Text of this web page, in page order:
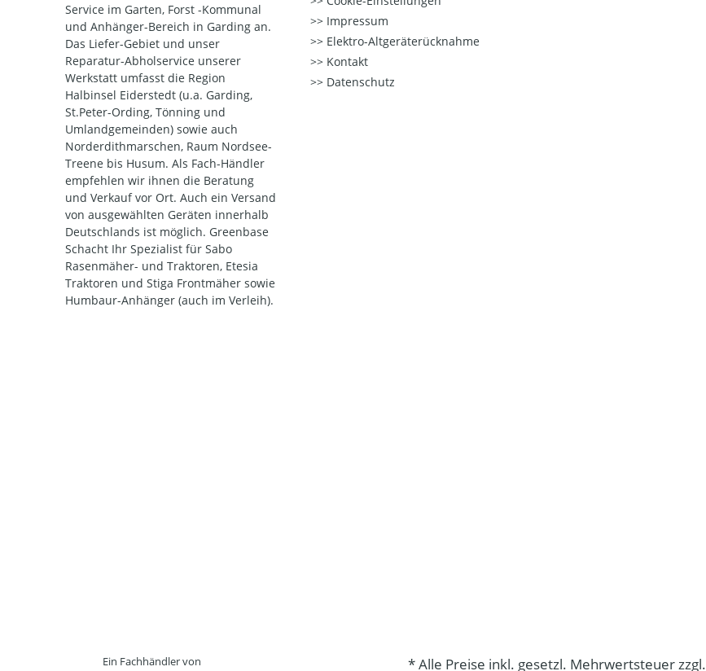
Service im Garten, Forst -Kommunal
und Anhänger-Bereich in Garding an.
Das Liefer-Gebiet und unser
Reparatur-Abholservice unserer
Werkstatt umfasst die Region
Halbinsel Eiderstedt (u.a. Garding,
St.Peter-Ording, Tönning und
Umlandgemeinden) sowie auch
Norderdithmarschen, Raum Nordsee-
Treene bis Husum. Als Fach-Händler
empfehlen wir ihnen die Beratung
und Verkauf vor Ort. Auch ein Versand
von ausgewählten Geräten innerhalb
Deutschlands ist möglich. Greenbase
Schacht Ihr Spezialist für Sabo
Rasenmäher- und Traktoren, Etesia
Traktoren und Stiga Frontmäher sowie
Humbaur-Anhänger (auch im Verleih).
Impressum
Elektro-Altgeräterücknahme
Kontakt
Datenschutz
Ein Fachhändler von * Alle Preise inkl. gesetzl. Mehrwertsteuer zzgl.